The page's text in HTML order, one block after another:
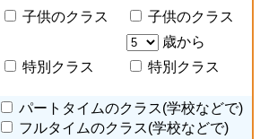
子供のクラス
子供のクラス
歳から
特別クラス
特別クラス
パートタイムのクラス(学校などで)
フルタイムのクラス(学校などで)